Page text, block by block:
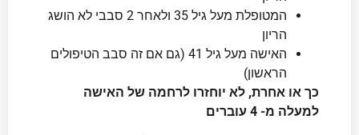
המטופלת מעל גיל 35 ולאחר 2 סבבי לא הושג
הריון
האישה מעל גיל 41 (גם אם זה סבב הטיפולים
הראשון)
כך או אחרת, לא יוחזרו לרחמה של האישה
למעלה מ- 4 עוברים